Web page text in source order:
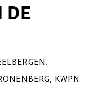
DE
,
, KWPN